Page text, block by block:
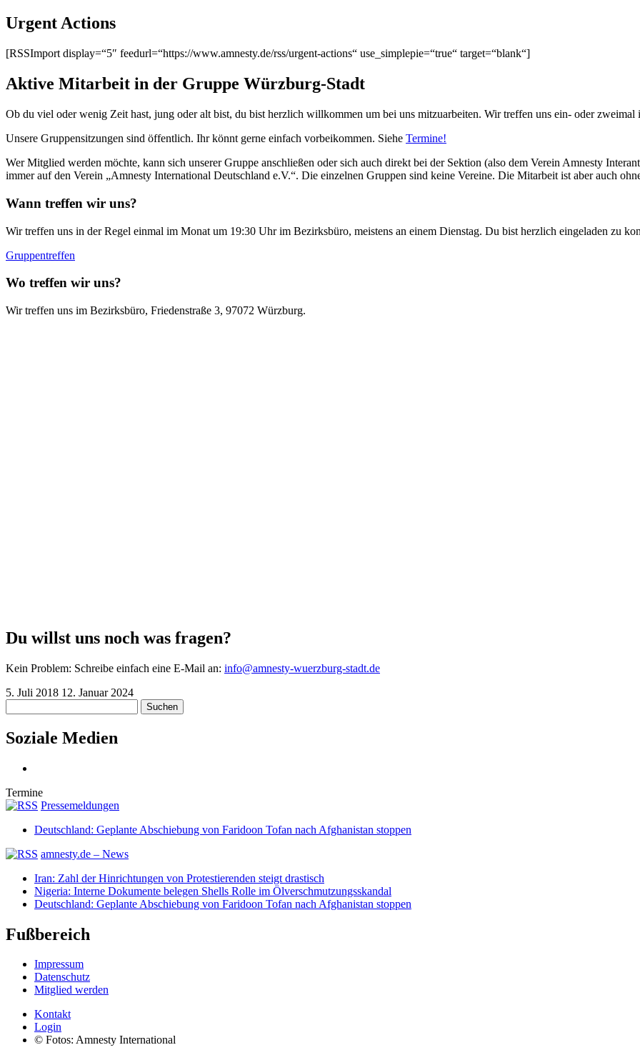
Urgent Actions
[RSSImport display=“5″ feedurl=“https://www.amnesty.de/rss/urgent-actions“ use_simplepie=“true“ target=“blank“]
Aktive Mitarbeit in der Gruppe Würzburg-Stadt
Ob du viel oder wenig Zeit hast, jung oder alt bist, du bist herzlich willkommen um bei uns mitzuarbeiten. Wir treffen uns ein- oder
Unsere Gruppensitzungen sind öffentlich. Ihr könnt gerne einfach vorbeikommen. Siehe Termine!
Wer Mitglied werden möchte, kann sich unserer Gruppe anschließen oder sich auch direkt bei der Sektion (also dem Verein Amnesty
immer auf den Verein „Amnesty International Deutschland e.V.“. Die einzelnen Gruppen sind keine Vereine. Die Mitarbeit ist aber auch
Wann treffen wir uns?
Wir treffen uns in der Regel einmal im Monat um 19:30 Uhr im Bezirksbüro, meistens an einem Dienstag. Du bist herzlich eingeladen zu
Gruppentreffen
Wo treffen wir uns?
Wir treffen uns im Bezirksbüro, Friedenstraße 3, 97072 Würzburg.
Du willst uns noch was fragen?
Kein Problem: Schreibe einfach eine E-Mail an: info@amnesty-wuerzburg-stadt.de
5. Juli 2018 12. Januar 2024
nach:
Soziale Medien
Termine
Pressemeldungen
Deutschland: Geplante Abschiebung von Faridoon Tofan nach Afghanistan stoppen
amnesty.de – News
Iran: Zahl der Hinrichtungen von Protestierenden steigt drastisch
Nigeria: Interne Dokumente belegen Shells Rolle im Ölverschmutzungsskandal
Deutschland: Geplante Abschiebung von Faridoon Tofan nach Afghanistan stoppen
Fußbereich
Impressum
Datenschutz
Mitglied werden
Kontakt
Login
© Fotos: Amnesty International